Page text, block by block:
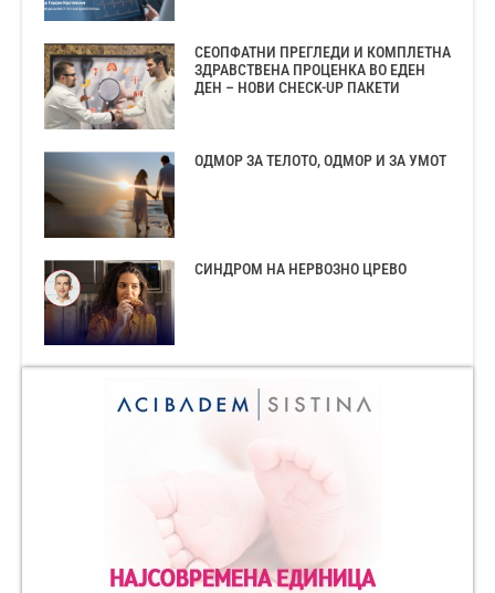
СЕОПФАТНИ ПРЕГЛЕДИ И КОМПЛЕТНА
ЗДРАВСТВЕНА ПРОЦЕНКА ВО ЕДЕН
ДЕН – НОВИ CHECK-UP ПАКЕТИ
ОДМОР ЗА ТЕЛОТО, ОДМОР И ЗА УМОТ
СИНДРОМ НА НЕРВОЗНО ЦРЕВО